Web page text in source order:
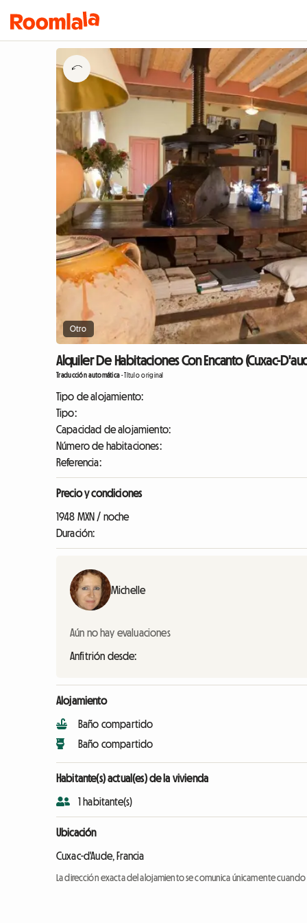
Otro
Alquiler De Habitaciones Con Encanto (Cuxac-
Traducción automática-Título original
Tipo de alojamiento:
Tipo:
Capacidad de alojamiento:
Número de habitaciones:
Referencia:
Precio y condiciones
1948 MXN / noche
Duración:
Michelle
Aún no hay evaluaciones
Anfitrión desde:
Alojamiento
Baño compartido
Baño compartido
Habitante(s) actual(es) de la vivienda
1 habitante(s)
Ubicación
Cuxac-d'Aude, Francia
La dirección exacta del alojamiento se comunica únicamente